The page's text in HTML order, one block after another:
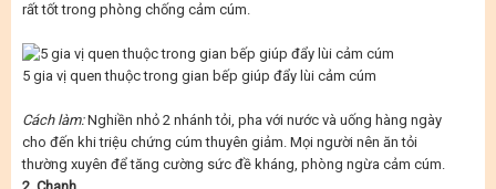
rất tốt trong phòng chống cảm cúm.
5 gia vị quen thuộc trong gian bếp giúp đẩy lùi cảm cúm
Cách làm:Nghiền nhỏ 2 nhánh tỏi, pha với nước và uống hàng ngày
cho đến khi triệu chứng cúm thuyên giảm. Mọi người nên ăn tỏi
thường xuyên để tăng cường sức đề kháng, phòng ngừa cảm cúm.